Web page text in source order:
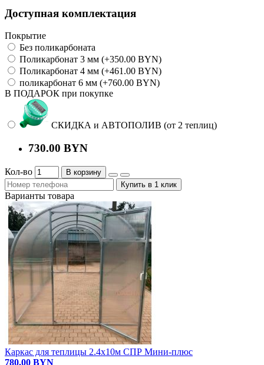
Доступная комплектация
Покрытие
Без поликарбоната
Поликарбонат 3 мм (+350.00 BYN)
Поликарбонат 4 мм (+461.00 BYN)
поликарбонат 6 мм (+760.00 BYN)
В ПОДАРОК при покупке
СКИДКА и АВТОПОЛИВ (от 2 теплиц)
730.00 BYN
Кол-во
В корзину
Купить в 1 клик
Варианты товара
Каркас для теплицы 2.4х10м СПР Мини-плюс
780.00 BYN